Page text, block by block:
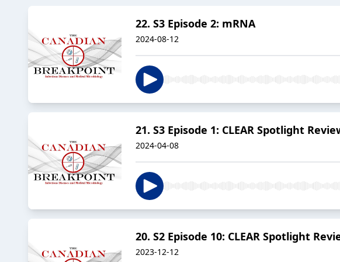
22. S3 Episode 2: mRNA
2024-08-12
21. S3 Episode 1: CLEAR Spotlight
2024-04-08
20. S2 Episode 10: CLEAR Spotlight
2023-12-12